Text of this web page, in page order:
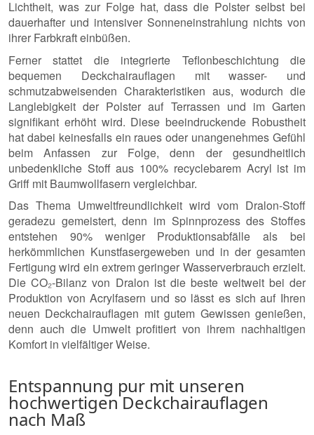
Lichtheit, was zur Folge hat, dass die Polster selbst bei
dauerhafter und intensiver Sonneneinstrahlung nichts von
ihrer Farbkraft einbüßen.
Ferner stattet die integrierte Teflonbeschichtung die
bequemen Deckchairauflagen mit wasser- und
schmutzabweisenden Charakteristiken aus, wodurch die
Langlebigkeit der Polster auf Terrassen und im Garten
signifikant erhöht wird. Diese beeindruckende Robustheit
hat dabei keinesfalls ein raues oder unangenehmes Gefühl
beim Anfassen zur Folge, denn der gesundheitlich
unbedenkliche Stoff aus 100% recyclebarem Acryl ist im
Griff mit Baumwollfasern vergleichbar.
Das Thema Umweltfreundlichkeit wird vom Dralon-Stoff
geradezu gemeistert, denn im Spinnprozess des Stoffes
entstehen 90% weniger Produktionsabfälle als bei
herkömmlichen Kunstfasergeweben und in der gesamten
Fertigung wird ein extrem geringer Wasserverbrauch erzielt.
Die CO₂-Bilanz von Dralon ist die beste weltweit bei der
Produktion von Acrylfasern und so lässt es sich auf Ihren
neuen Deckchairauflagen mit gutem Gewissen genießen,
denn auch die Umwelt profitiert von ihrem nachhaltigen
Komfort in vielfältiger Weise.
Entspannung pur mit unseren
hochwertigen Deckchairauflagen
nach Maß